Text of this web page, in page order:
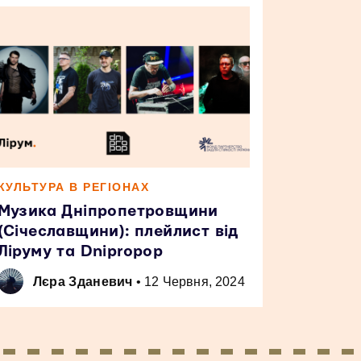
В РЕГІОНАХ
Дніпропетровщини
плейлист від
та Dnipropop
Лєра Зданевич • 12 Червня, 2024